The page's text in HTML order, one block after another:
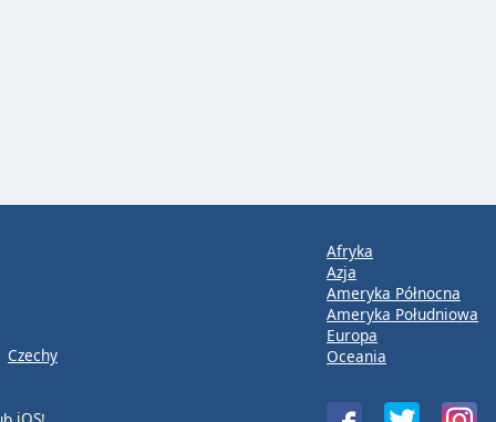
Czechy
Afryka
Azja
Ameryka Północna
Ameryka Południowa
Europa
Oceania